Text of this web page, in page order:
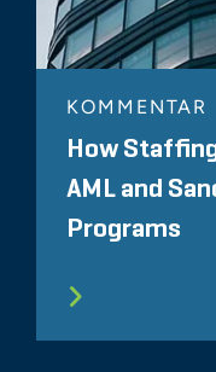
KOMMENTAR
How
AML and
Programs